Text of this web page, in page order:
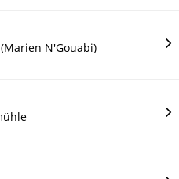
N'Gouabi)